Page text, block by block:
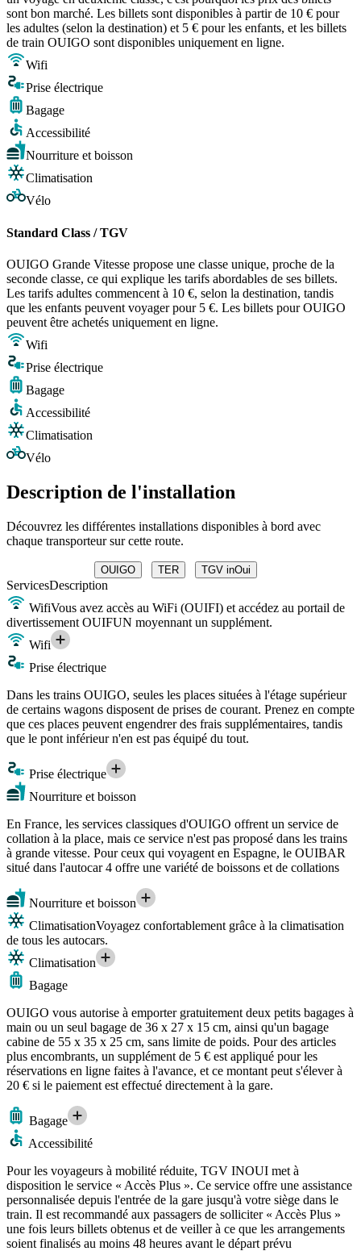
sont bon marché. Les billets sont disponibles à partir de 10 € pour
les adultes (selon la destination) et 5 € pour les enfants, et les billets
de train OUIGO sont disponibles uniquement en ligne.
Wifi
Prise électrique
Bagage
Accessibilité
Nourriture et boisson
Climatisation
Vélo
Standard Class / TGV
OUIGO Grande Vitesse propose une classe unique, proche de la
seconde classe, ce qui explique les tarifs abordables de ses billets.
Les tarifs adultes commencent à 10 €, selon la destination, tandis
que les enfants peuvent voyager pour 5 €. Les billets pour OUIGO
peuvent être achetés uniquement en ligne.
Wifi
Prise électrique
Bagage
Accessibilité
Climatisation
Vélo
Description de l'installation
Découvrez les différentes installations disponibles à bord avec
chaque transporteur sur cette route.
OUIGO TER TGV inOui
ServicesDescription
WifiVous avez accès au WiFi (OUIFI) et accédez au portail de
divertissement OUIFUN moyennant un supplément.
Wifi
Prise électrique
Dans les trains OUIGO, seules les places situées à l'étage supérieur
de certains wagons disposent de prises de courant. Prenez en compte
que ces places peuvent engendrer des frais supplémentaires, tandis
que le pont inférieur n'en est pas équipé du tout.
Prise électrique
Nourriture et boisson
En France, les services classiques d'OUIGO offrent un service de
collation à la place, mais ce service n'est pas proposé dans les trains
à grande vitesse. Pour ceux qui voyagent en Espagne, le OUIBAR
situé dans l'autocar 4 offre une variété de boissons et de collations
Nourriture et boisson
ClimatisationVoyagez confortablement grâce à la climatisation
de tous les autocars.
Climatisation
Bagage
OUIGO vous autorise à emporter gratuitement deux petits bagages à
main ou un seul bagage de 36 x 27 x 15 cm, ainsi qu'un bagage
cabine de 55 x 35 x 25 cm, sans limite de poids. Pour des articles
plus encombrants, un supplément de 5 € est appliqué pour les
réservations en ligne faites à l'avance, et ce montant peut s'élever à
20 € si le paiement est effectué directement à la gare.
Bagage
Accessibilité
Pour les voyageurs à mobilité réduite, TGV INOUI met à
disposition le service « Accès Plus ». Ce service offre une assistance
personnalisée depuis l'entrée de la gare jusqu'à votre siège dans le
train. Il est recommandé aux passagers de solliciter « Accès Plus »
une fois leurs billets obtenus et de veiller à ce que les arrangements
soient finalisés au moins 48 heures avant le départ prévu